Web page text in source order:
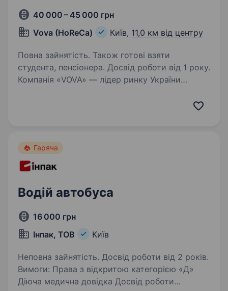
40 000 – 45 000 грн
Vova (HoReCa)
Київ, 11,0 км від центру
Повна зайнятість. Також готові взяти
студента, пенсіонера. Досвід роботи від 1 року.
Компанія «VOVA» — лідер ринку України
Ми пропонуємо: стабільний…
Гаряча
Водій автобуса
16 000 грн
Інпак, ТОВ
Київ
Неповна зайнятість. Досвід роботи від 2 років.
Вимоги: Права з відкритою категорією «Д»
Діюча медична довідка Досвід роботи